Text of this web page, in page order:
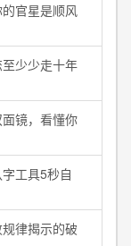
的官星是顺风
至少少走十年
面镜，看懂你
工具5秒自
律揭示的破